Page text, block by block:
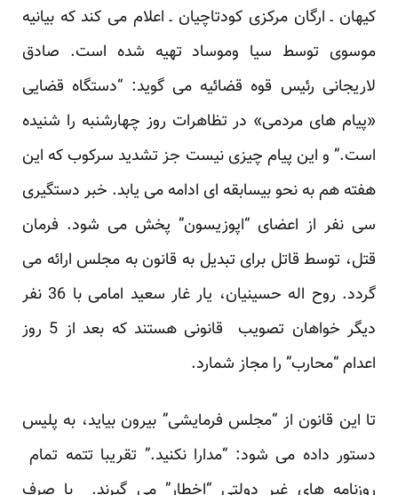
کیهان ـ ارگان مرکزی کودتاچیان ـ اعلام می کند که بیانیه
موسوی توسط سیا وموساد تهیه شده است. صادق
لاریجانی رئیس قوه قضائیه می گوید: “دستگاه قضایی
«پیام های مردمی» در تظاهرات روز چهارشنبه را شنیده
است.” و این پیام چیزی نیست جز تشدید سرکوب که این
هفته هم به نحو بیسابقه ای ادامه می یابد. خبر دستگیری
سی نفر از اعضای “اپوزیسون” پخش می شود. فرمان
قتل، توسط قاتل برای تبدیل به قانون به مجلس ارائه می
گردد. روح اله حسینیان، یار غار سعید امامی با 36 نفر
دیگر خواهان تصویب قانونی هستند که بعد از 5 روز
اعدام “محارب” را مجاز شمارد.
تا این قانون از “مجلس فرمایشی” بیرون بیاید، به پلیس
دستور داده می شود: “مدارا نکنید.” تقریبا تتمه تمام